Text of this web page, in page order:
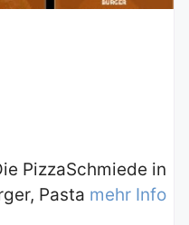
PizzaSchmiede in
Pasta mehr Info